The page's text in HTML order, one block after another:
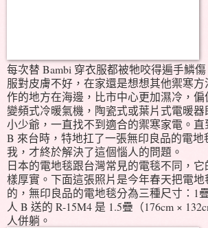
每次替 Bambi 穿衣服都被牠咬得遍手鱗
服對皮膚不好，在家還是想想其他禦寒
作的地方在海邊，比市中心更加濕冷，偏
變頻式冷暖氣機，陶瓷式或葉片式電暖
小少爺，一直找不到適合的禦寒家電。直
B 來台時，特地扛了一張無印良品的電地
我，才終於解決了這個惱人的問題。
日本的電地毯跟台灣常見的電毯不同，
樣厚實。下面這張照片是今年春天把電
的，無印良品的電地毯分為三種尺寸：1
人 B 送的 R-15M4 是 1.5疊（176cm ×
人併躺。